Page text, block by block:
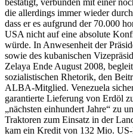
die allerdings immer wieder
dass er es aufgrund der 70.000
USA nicht auf eine absolute
würde. In Anwesenheit der
sowie des kubanischen
Zelaya Ende August 2008,
sozialistischen Rhetorik, den
ALBA-Mitglied. Venezuela
garantierte Lieferung von Erdöl
„nächsten einhundert Jahre“ zu
Traktoren zum Einsatz in der
kam ein Kredit von 132 Mio.